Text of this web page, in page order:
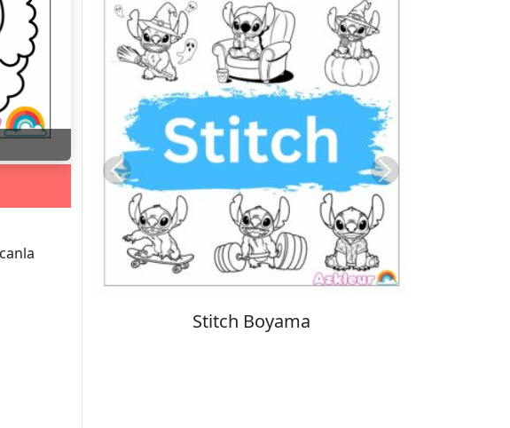
Cinnamoroll Boyama
Previous Next